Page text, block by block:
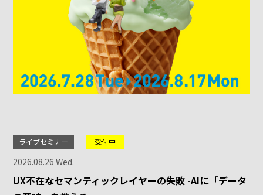
ライブセミナー 受付中
2026.08.26 Wed.
UX不在なセマンティックレイヤーの失敗 -AIに「データ